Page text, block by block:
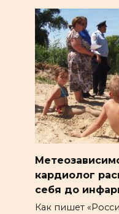
кардиолог
себя до
Как пишет